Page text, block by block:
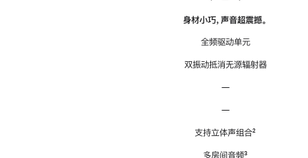
身材小巧，声音超震撼。
全频驱动单元
双振动抵消无源辐射器
—
—
支持立体声组合脚
²
多房间音频脚
³